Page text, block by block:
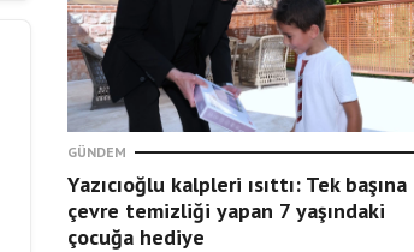
GÜNDEM
Yazıcıoğlu kalpleri ısıttı: Tek başına
çevre temizliği yapan 7 yaşındaki
çocuğa hediye